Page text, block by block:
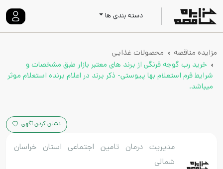
دسته بندی ها
مزایده مناقصه
محصولات غذایی
خرید رب گوجه فرنگی از برند های معتبر بازار طبق مشخصات و
شرایط فرم استعلام بها پیوستی- ذکر برند در اعلام برنده استعلام موثر
میباشد.
نشان کردن آگهی
مدیریت درمان تامین اجتماعی استان خراسان
شمالی